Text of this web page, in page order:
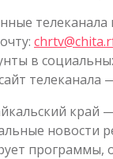
в
телеканала
новости
программы,